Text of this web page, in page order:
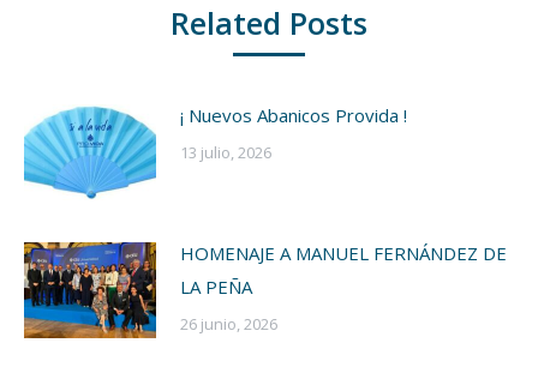
Related Posts
¡ Nuevos Abanicos Provida !
13 julio, 2026
HOMENAJE A MANUEL FERNÁNDEZ DE
LA PEÑA
26 junio, 2026